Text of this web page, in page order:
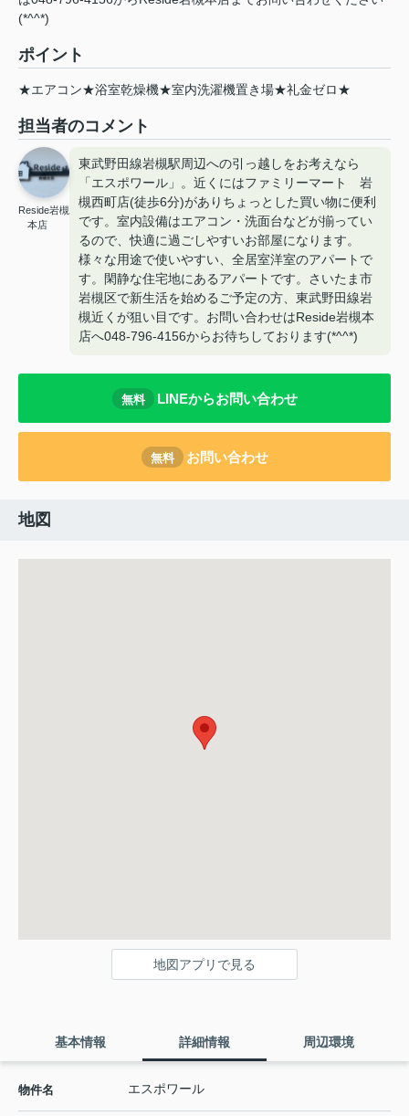
(*^^*)
ポイント
★エアコン★浴室乾燥機★室内洗濯機置き場★礼金ゼロ★
担当者のコメント
Reside岩槻
本店
東武野田線岩槻駅周辺への引っ越しをお考えなら
「エスポワール」。近くにはファミリーマート 岩
槻西町店(徒歩6分)がありちょっとした買い物に便利
です。室内設備はエアコン・洗面台などが揃ってい
るので、快適に過ごしやすいお部屋になります。
様々な用途で使いやすい、全居室洋室のアパートで
す。閑静な住宅地にあるアパートです。さいたま市
岩槻区で新生活を始めるご予定の方、東武野田線岩
槻近くが狙い目です。お問い合わせはReside岩槻本
店へ048-796-4156からお待ちしております(*^^*)
無料 LINEからお問い合わせ
無料 お問い合わせ
地図
地図アプリで見る
基本情報 詳細情報 周辺環境
物件名 エスポワール